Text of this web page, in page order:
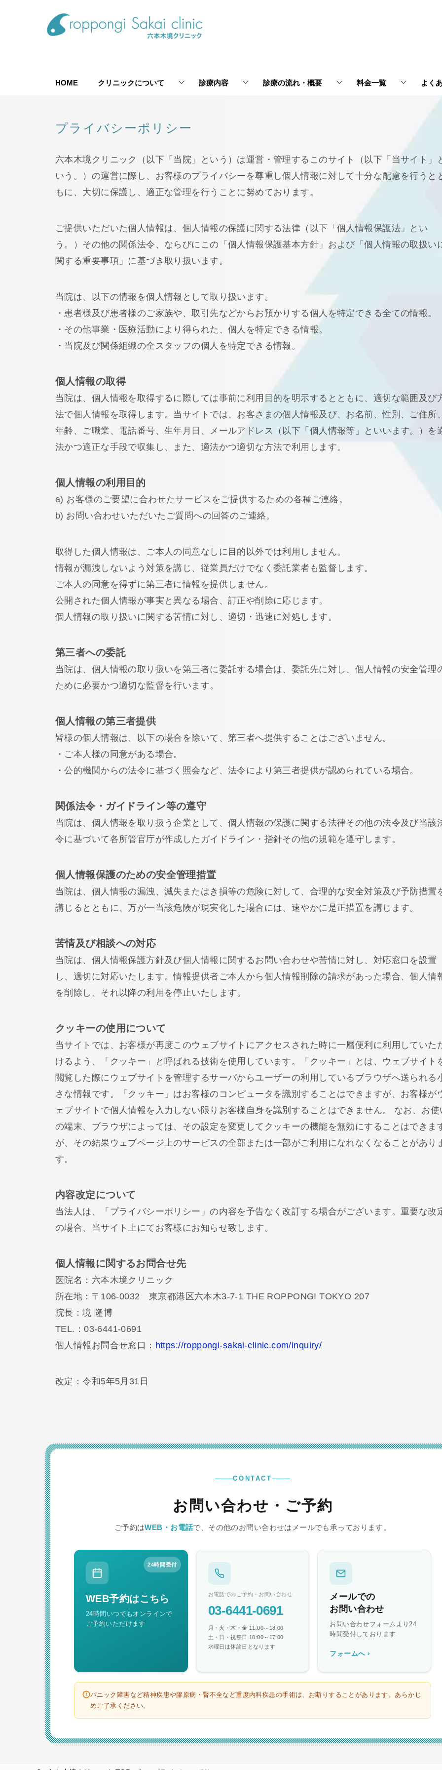
HOME クリニックについて 診療内容 診療の流れ・概要 料金一覧 よく
プライバシーポリシー
六本木境クリニック（以下「当院」という）は運営・管理するこのサイト（以下「当サイト」
いう。）の運営に際し、お客様のプライバシーを尊重し個人情報に対して十分な配慮を行うと
もに、大切に保護し、適正な管理を行うことに努めております。
ご提供いただいた個人情報は、個人情報の保護に関する法律（以下「個人情報保護法」とい
う。）その他の関係法令、ならびにこの「個人情報保護基本方針」および「個人情報の取扱い
関する重要事項」に基づき取り扱います。
当院は、以下の情報を個人情報として取り扱います。
・患者様及び患者様のご家族や、取引先などからお預かりする個人を特定できる全ての情報。
・その他事業・医療活動により得られた、個人を特定できる情報。
・当院及び関係組織の全スタッフの個人を特定できる情報。
個人情報の取得
当院は、個人情報を取得するに際しては事前に利用目的を明示するとともに、適切な範囲及び
法で個人情報を取得します。当サイトでは、お客さまの個人情報及び、お名前、性別、ご住所
年齢、ご職業、電話番号、生年月日、メールアドレス（以下「個人情報等」といいます。）を
法かつ適正な手段で収集し、また、適法かつ適切な方法で利用します。
個人情報の利用目的
a) お客様のご要望に合わせたサービスをご提供するための各種ご連絡。
b) お問い合わせいただいたご質問への回答のご連絡。
取得した個人情報は、ご本人の同意なしに目的以外では利用しません。
情報が漏洩しないよう対策を講じ、従業員だけでなく委託業者も監督します。
ご本人の同意を得ずに第三者に情報を提供しません。
公開された個人情報が事実と異なる場合、訂正や削除に応じます。
個人情報の取り扱いに関する苦情に対し、適切・迅速に対処します。
第三者への委託
当院は、個人情報の取り扱いを第三者に委託する場合は、委託先に対し、個人情報の安全管理
ために必要かつ適切な監督を行います。
個人情報の第三者提供
皆様の個人情報は、以下の場合を除いて、第三者へ提供することはございません。
・ご本人様の同意がある場合。
・公的機関からの法令に基づく照会など、法令により第三者提供が認められている場合。
関係法令・ガイドライン等の遵守
当院は、個人情報を取り扱う企業として、個人情報の保護に関する法律その他の法令及び当該
令に基づいて各所管官庁が作成したガイドライン・指針その他の規範を遵守します。
個人情報保護のための安全管理措置
当院は、個人情報の漏洩、滅失またはき損等の危険に対して、合理的な安全対策及び予防措置
講じるとともに、万が一当該危険が現実化した場合には、速やかに是正措置を講じます。
苦情及び相談への対応
当院は、個人情報保護方針及び個人情報に関するお問い合わせや苦情に対し、対応窓口を設置
し、適切に対応いたします。情報提供者ご本人から個人情報削除の請求があった場合、個人情
を削除し、それ以降の利用を停止いたします。
クッキーの使用について
当サイトでは、お客様が再度このウェブサイトにアクセスされた時に一層便利に利用していた
けるよう、「クッキー」と呼ばれる技術を使用しています。「クッキー」とは、ウェブサイト
閲覧した際にウェブサイトを管理するサーバからユーザーの利用しているブラウザへ送られる
さな情報です。「クッキー」はお客様のコンピュータを識別することはできますが、お客様が
ェブサイトで個人情報を入力しない限りお客様自身を識別することはできません。 なお、お使
の端末、ブラウザによっては、その設定を変更してクッキーの機能を無効にすることはできま
が、その結果ウェブページ上のサービスの全部または一部がご利用になれなくなることがあり
す。
内容改定について
当法人は、「プライバシーポリシー」の内容を予告なく改訂する場合がございます。重要な改
の場合、当サイト上にてお客様にお知らせ致します。
個人情報に関するお問合せ先
医院名：六本木境クリニック
所在地：〒106‐0032 東京都港区六本木3‐7‐1 THE ROPPONGI TOKYO 207
院長：境 隆博
TEL.：03-6441-0691
個人情報お問合せ窓口： https://roppongi-sakai-clinic.com/inquiry/
改定：令和5年5月31日
CONTACT
お問い合わせ・ご予約
ご予約はWEB・お電話で、その他のお問い合わせはメールでも承っております。
24時間受付
WEB予約はこちら
24時間いつでもオンラインで
ご予約いただけます
お電話でのご予約・お問い合わせ
03-6441-0691
月・火・木・金 11:00～18:00
土・日・祝祭日 10:00～17:00
水曜日は休診日となります
メールでの
お問い合わせ
お問い合わせフォームより24
時間受付しております
フォームへ ›
パニック障害など精神疾患や膠原病・腎不全など重度内科疾患の手術は、お断りすることがあります。あらかじ
めご了承ください。